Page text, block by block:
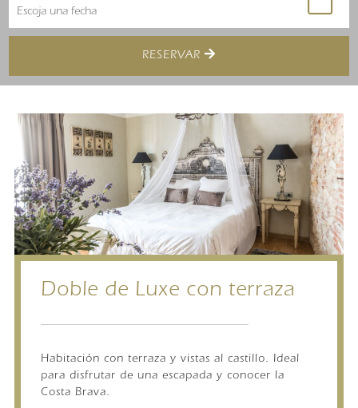
RESERVAR
Doble de Luxe con terraza
Habitación con terraza y vistas al castillo. Ideal
para disfrutar de una escapada y conocer la
Costa Brava.